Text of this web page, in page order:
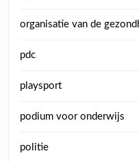
organisatie van de
pdc
playsport
podium voor onderwijs
politie